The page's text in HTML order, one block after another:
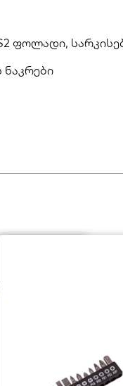
ფოლადი,
ნაკრები